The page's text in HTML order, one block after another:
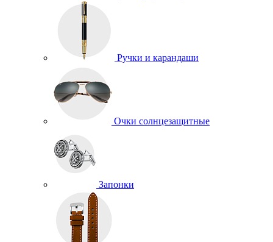
Ручки и карандаши
Очки солнцезащитные
Запонки